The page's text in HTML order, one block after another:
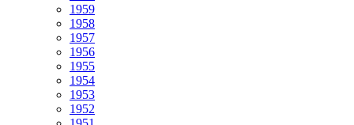
1959
1958
1957
1956
1955
1954
1953
1952